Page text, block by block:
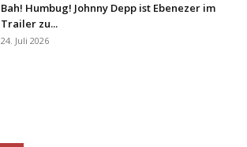
Bah! Humbug! Johnny Depp ist Ebenezer im
Trailer zu...
24. Juli 2026